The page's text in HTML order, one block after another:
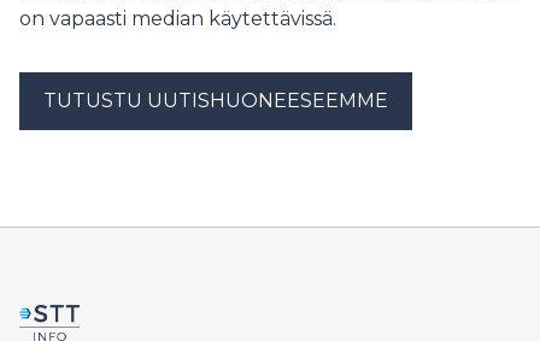
on vapaasti median käytettävissä.
TUTUSTU UUTISHUONEESEEMME